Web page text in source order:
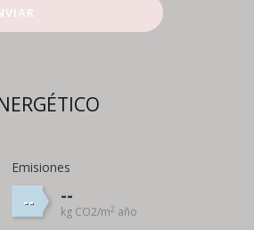
Emisiones
-- --
kg CO2/m2 año